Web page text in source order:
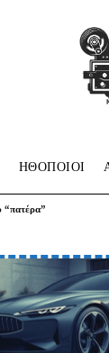
HΘΟΠΟΙΟΙ
“πατέρα”